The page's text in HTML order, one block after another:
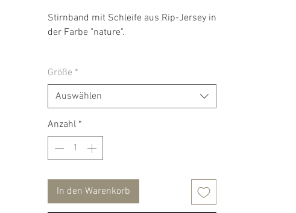
Stirnband mit Schleife aus Rip-Jersey in
der Farbe "nature".
Pflegehinweis: 30° Maschinenwäsche,
nicht Trockner geeignet.
Größe *
Auswählen
Anzahl *
In den Warenkorb